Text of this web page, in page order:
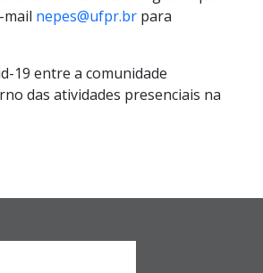
mail nepes@ufpr.br para
19 entre a comunidade
das atividades presenciais na